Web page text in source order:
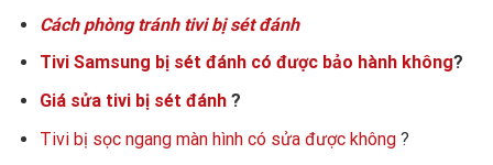
Cách phòng tránh tivi bị sét đánh
Tivi Samsung bị sét đánh có được bảo hành không?
Giá sửa tivi bị sét đánh?
Tivi bị sọc ngang màn hình có sửa được không?